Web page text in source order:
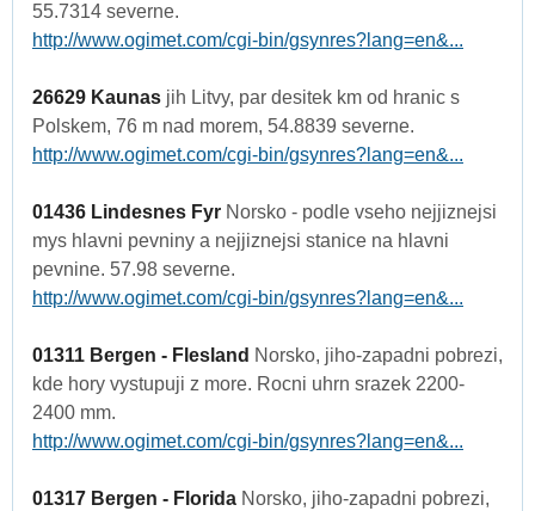
55.7314 severne.
http://www.ogimet.com/cgi-bin/gsynres?lang=en&...
26629 Kaunas jih Litvy, par desitek km od hranic s
Polskem, 76 m nad morem, 54.8839 severne.
http://www.ogimet.com/cgi-bin/gsynres?lang=en&...
01436 Lindesnes Fyr Norsko - podle vseho nejjiznejsi
mys hlavni pevniny a nejjiznejsi stanice na hlavni
pevnine. 57.98 severne.
http://www.ogimet.com/cgi-bin/gsynres?lang=en&...
01311 Bergen - Flesland Norsko, jiho-zapadni pobrezi,
kde hory vystupuji z more. Rocni uhrn srazek 2200-
2400 mm.
http://www.ogimet.com/cgi-bin/gsynres?lang=en&...
01317 Bergen - Florida Norsko, jiho-zapadni pobrezi,